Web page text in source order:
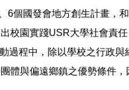
6個國發會地方創生計畫，
校園實踐USR大學社會責
過程中，除以學校之行政
體與偏遠鄉鎮之優勢條件